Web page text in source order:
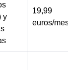
y
19,99
euros/